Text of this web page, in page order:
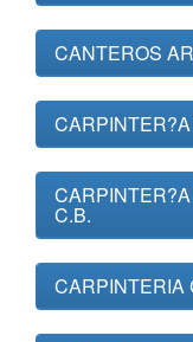
CANTEROS
C.B.
CARPINTERIA